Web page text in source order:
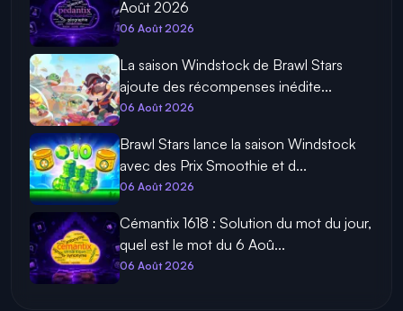
Août 2026
06 Août 2026
La saison Windstock de Brawl Stars
ajoute des récompenses inédite...
06 Août 2026
Brawl Stars lance la saison Windstock
avec des Prix Smoothie et d...
06 Août 2026
Cémantix 1618 : Solution du mot du jour,
quel est le mot du 6 Aoû...
06 Août 2026